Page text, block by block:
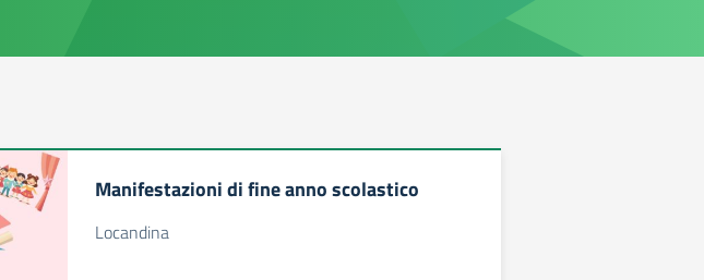
Manifestazioni di fine anno scolastico
Locandina